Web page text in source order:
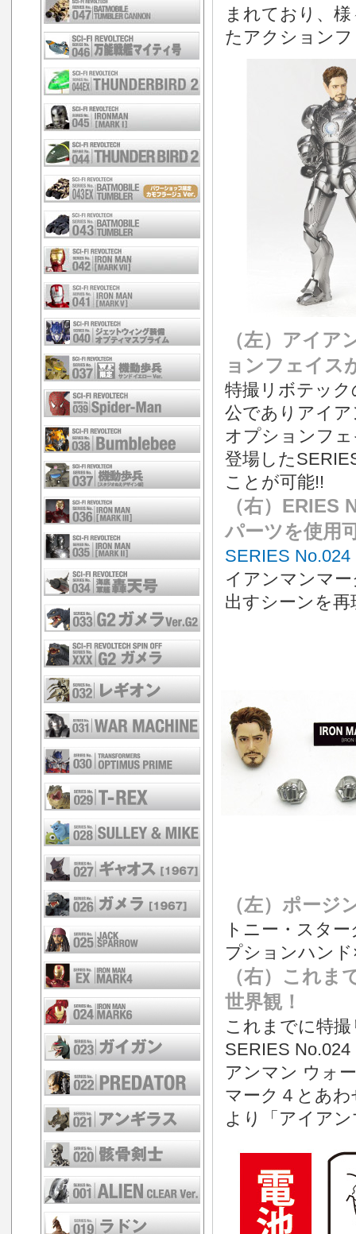
まれており、
たアクション
（左）アイ
ョンフェイス
特撮リボテッ
公でありアイ
オプションフ
登場した
ことが可能!!
（右）
パーツを使用
SERIES
イアンマンマ
出すシーンを再
（左）ポー
トニー・スタ
プションハン
（右）これ
世界観！
これまでに特
SERIES
アンマン ウォ
マーク４とあ
より「アイア